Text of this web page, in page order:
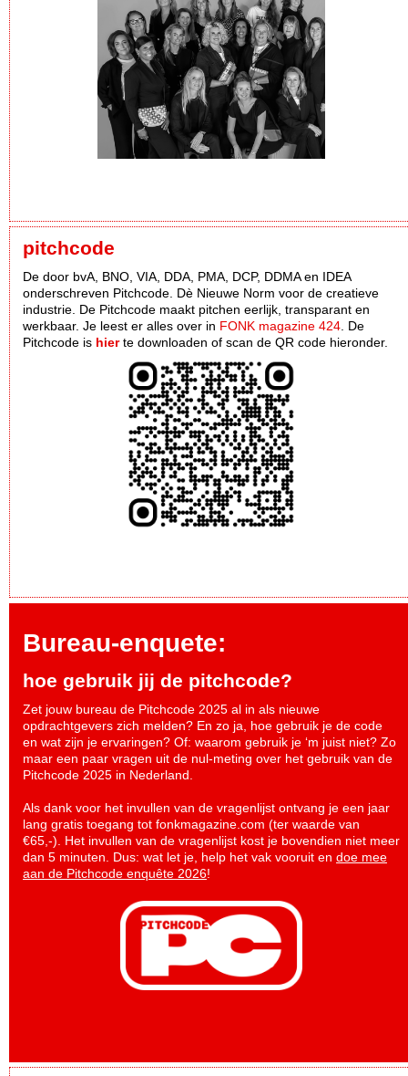
pitchcode
De door bvA, BNO, VIA, DDA, PMA, DCP, DDMA en IDEA
onderschreven Pitchcode. Dè Nieuwe Norm voor de creatieve
industrie. De Pitchcode maakt pitchen eerlijk, transparant en
werkbaar. Je leest er alles over in FONK magazine 424 . De
Pitchcode is hierte downloaden of scan de QR code hieronder.
Bureau-enquete:
hoe gebruik jij de pitchcode?
Zet jouw bureau de Pitchcode 2025 al in als nieuwe
opdrachtgevers zich melden? En zo ja, hoe gebruik je de code
en wat zijn je ervaringen? Of: waarom gebruik je ‘m juist niet? Zo
maar een paar vragen uit de nul-meting over het gebruik van de
Pitchcode 2025 in Nederland.
Als dank voor het invullen van de vragenlijst ontvang je een jaar
lang gratis toegang tot fonkmagazine.com (ter waarde van
€65,-). Het invullen van de vragenlijst kost je bovendien niet meer
dan 5 minuten. Dus: wat let je, help het vak vooruit en doe mee
aan de Pitchcode enquête 2026!